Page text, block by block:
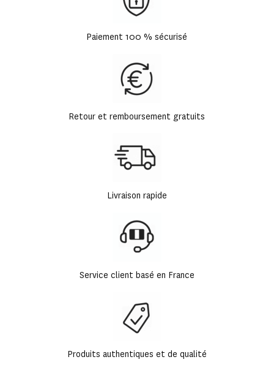
Paiement 100 % sécurisé
Retour et remboursement gratuits
Livraison rapide
Service client basé en France
Produits authentiques et de qualité